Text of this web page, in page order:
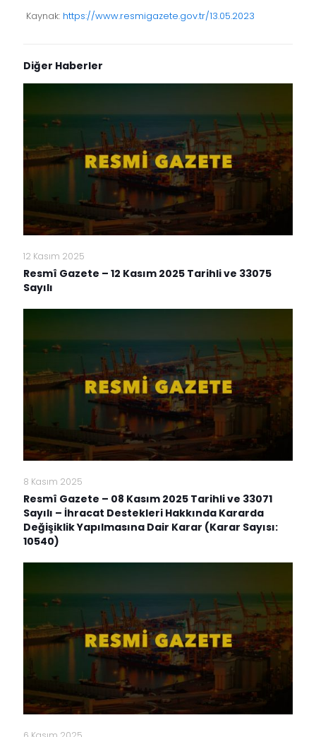
Kaynak: https://www.resmigazete.gov.tr/13.05.2023
Diğer Haberler
12 Kasım 2025
Resmî Gazete – 12 Kasım 2025 Tarihli ve 33075
Sayılı
8 Kasım 2025
Resmî Gazete – 08 Kasım 2025 Tarihli ve 33071
Sayılı – İhracat Destekleri Hakkında Kararda
Değişiklik Yapılmasına Dair Karar (Karar Sayısı:
10540)